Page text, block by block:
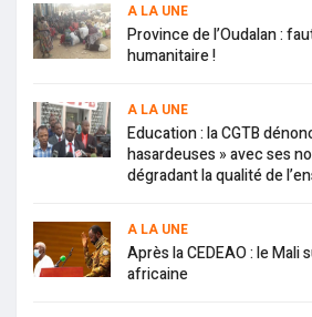
A LA UNE
Province de l’Oudalan :
humanitaire !
A LA UNE
Education : la CGTB
hasardeuses » avec ses
dégradant la qualité de
A LA UNE
Après la CEDEAO : le Mali
africaine